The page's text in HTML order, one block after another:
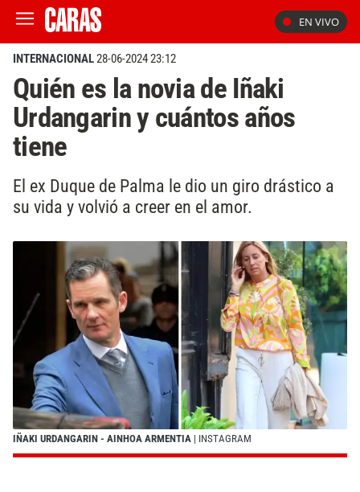
EN VIVO
INTERNACIONAL28-06-2024 23:12
Quién es la novia de Iñaki
Urdangarin y cuántos años
tiene
El ex Duque de Palma le dio un giro drástico a
su vida y volvió a creer en el amor.
IÑAKI URDANGARIN - AINHOA ARMENTIA | INSTAGRAM